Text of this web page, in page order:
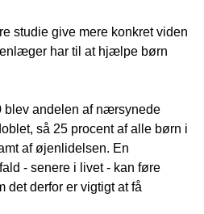
studie give mere konkret viden
har til at hjælpe børn
blev andelen af nærsynede
så 25 procent af alle børn i
af øjenlidelsen. En
- senere i livet - kan føre
det derfor er vigtigt at få